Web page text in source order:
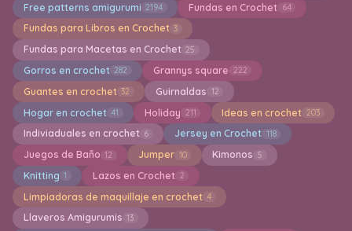
Free patterns amigurumi 2194 Fundas en Crochet 64
Fundas para Libros en Crochet 3
Fundas para Macetas en Crochet 25
Gorros en crochet 282 Grannys square 222
Guantes en crochet 32 Guirnaldas 12
Hogar en crochet 41 Holiday 211 Ideas en crochet 203
Indiviaduales en crochet 6 Jersey en Crochet 118
Juegos de Baño 12 Jumper 10 Kimonos 5
Knitting 1 Lazos en Crochet 2
Limpiadoras de maquillaje en crochet 4
Llaveros Amigurumis 13